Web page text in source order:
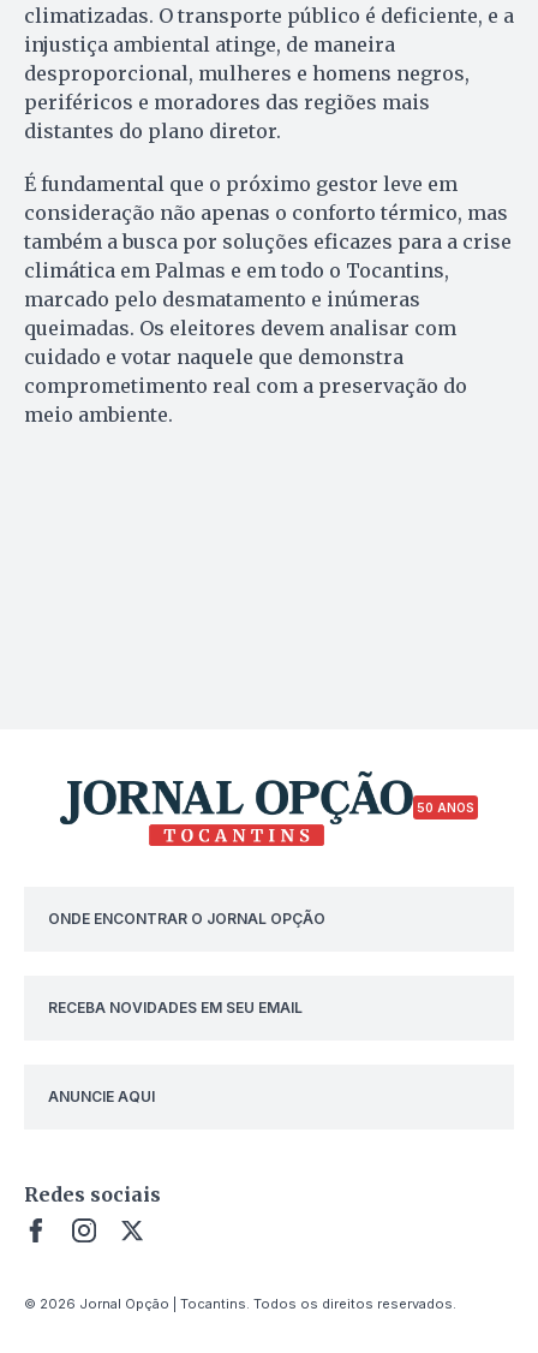
climatizadas. O transporte público é deficiente, e a
injustiça ambiental atinge, de maneira
desproporcional, mulheres e homens negros,
periféricos e moradores das regiões mais
distantes do plano diretor.
É fundamental que o próximo gestor leve em
consideração não apenas o conforto térmico, mas
também a busca por soluções eficazes para a crise
climática em Palmas e em todo o Tocantins,
marcado pelo desmatamento e inúmeras
queimadas. Os eleitores devem analisar com
cuidado e votar naquele que demonstra
comprometimento real com a preservação do
meio ambiente.
50 ANOS
ONDE ENCONTRAR O JORNAL OPÇÃO
RECEBA NOVIDADES EM SEU EMAIL
ANUNCIE AQUI
Redes sociais
© 2026 Jornal Opção | Tocantins. Todos os direitos reservados.